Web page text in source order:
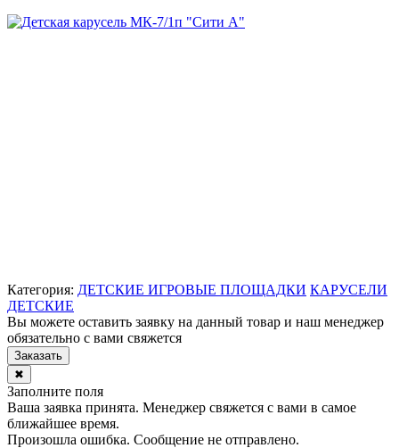
Категория: ДЕТСКИЕ ИГРОВЫЕ ПЛОЩАДКИ КАРУСЕЛИ
ДЕТСКИЕ
Вы можете оставить заявку на данный товар и наш менеджер
обязательно с вами свяжется
Заказать
✖
Заполните поля
Ваша заявка принята. Менеджер свяжется с вами в самое
ближайшее время.
Произошла ошибка. Сообщение не отправлено.